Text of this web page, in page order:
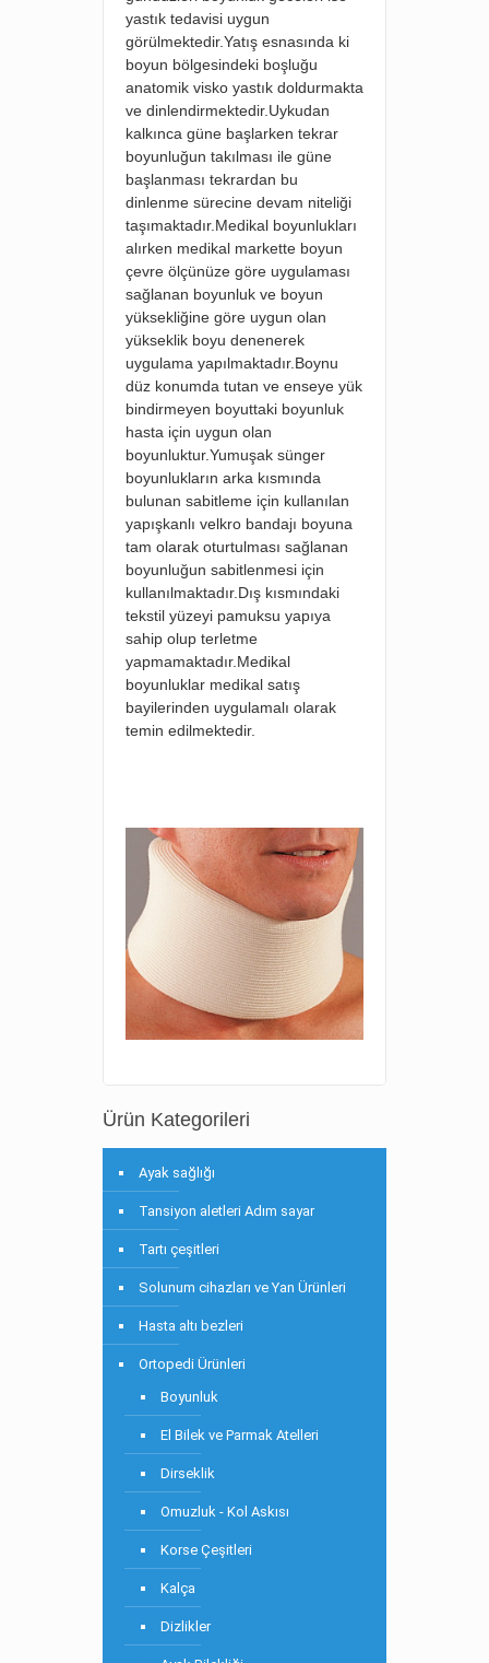
yastık tedavisi uygun
görülmektedir.Yatış esnasında ki
boyun bölgesindeki boşluğu
anatomik visko yastık doldurmakta
ve dinlendirmektedir.Uykudan
kalkınca güne başlarken tekrar
boyunluğun takılması ile güne
başlanması tekrardan bu
dinlenme sürecine devam niteliği
taşımaktadır.Medikal boyunlukları
alırken medikal markette boyun
çevre ölçünüze göre uygulaması
sağlanan boyunluk ve boyun
yüksekliğine göre uygun olan
yükseklik boyu denenerek
uygulama yapılmaktadır.Boynu
düz konumda tutan ve enseye yük
bindirmeyen boyuttaki boyunluk
hasta için uygun olan
boyunluktur.Yumuşak sünger
boyunlukların arka kısmında
bulunan sabitleme için kullanılan
yapışkanlı velkro bandajı boyuna
tam olarak oturtulması sağlanan
boyunluğun sabitlenmesi için
kullanılmaktadır.Dış kısmındaki
tekstil yüzeyi pamuksu yapıya
sahip olup terletme
yapmamaktadır.Medikal
boyunluklar medikal satış
bayilerinden uygulamalı olarak
temin edilmektedir.
Ürün Kategorileri
Ayak sağlığı
Tansiyon aletleri Adım sayar
Tartı çeşitleri
Solunum cihazları ve Yan Ürünleri
Hasta altı bezleri
Ortopedi Ürünleri
Boyunluk
El Bilek ve Parmak Atelleri
Dirseklik
Omuzluk - Kol Askısı
Korse Çeşitleri
Kalça
Dizlikler